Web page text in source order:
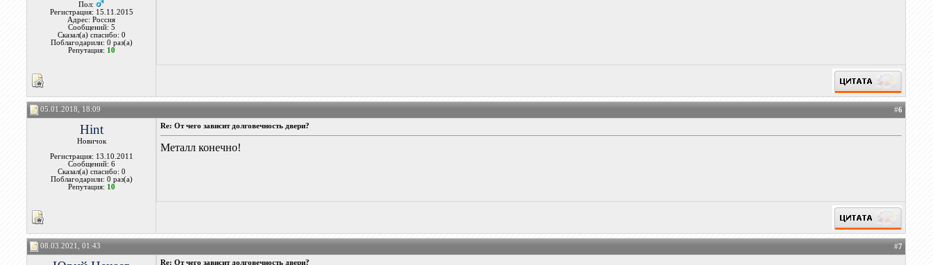
Пол:
Регистрация: 15.11.2015
Адрес: Россия
Сообщений: 5
Сказал(а) спасибо: 0
Поблагодарили: 0 раз(а)
Репутация: 10
05.01.2018, 18:09 #6
Hint
Новичок
Регистрация: 13.10.2011
Сообщений: 6
Сказал(а) спасибо: 0
Поблагодарили: 0 раз(а)
Репутация: 10
Re: От чего зависит долговечность двери?
Металл конечно!
08.03.2021, 01:43 #7
Re: От чего зависит долговечность двери?